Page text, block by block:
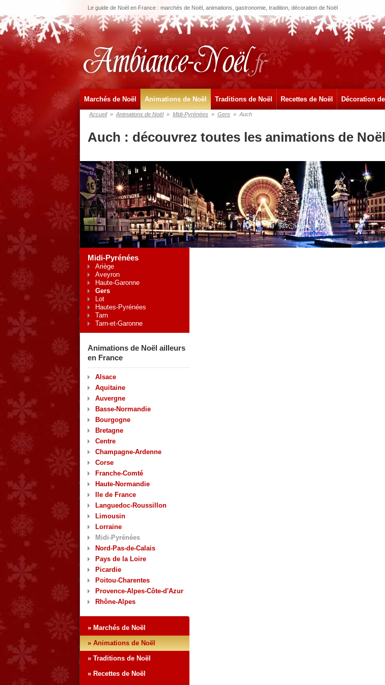
Le guide de Noël en France : marchés de Noël, animations, gastronomie, tradition, décoration de Noël
Marchés de Noël Animations de Noël Traditions de Noël Recettes de Noël Décoration
Accueil » Animations de Noël » Midi-Pyrénées » Gers » Auch
Auch : découvrez toutes les animations de
Midi-Pyrénées
Ariège
Aveyron
Haute-Garonne
Gers
Lot
Hautes-Pyrénées
Tarn
Tarn-et-Garonne
Animations de Noël ailleurs
en France
Alsace
Aquitaine
Auvergne
Basse-Normandie
Bourgogne
Bretagne
Centre
Champagne-Ardenne
Corse
Franche-Comté
Haute-Normandie
Ile de France
Languedoc-Roussillon
Limousin
Lorraine
Midi-Pyrénées
Nord-Pas-de-Calais
Pays de la Loire
Picardie
Poitou-Charentes
Provence-Alpes-Côte-d'Azur
Rhône-Alpes
» Marchés de Noël
» Animations de Noël
» Traditions de Noël
» Recettes de Noël